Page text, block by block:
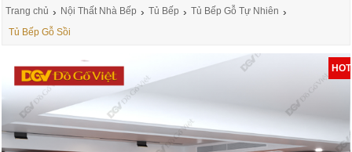
Trang chủ › Nội Thất Nhà Bếp › Tủ Bếp › Tủ Bếp Gỗ Tự Nhiên ›
Tủ Bếp Gỗ Sồi
HOT